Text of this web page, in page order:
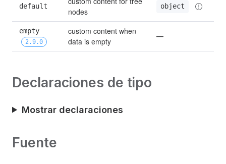
default
nodes
object
empty
2.9.0
custom content when
data is empty
—
Declaraciones de tipo
Mostrar declaraciones
Fuente